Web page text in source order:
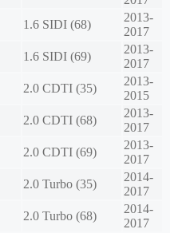
1.6 SIDI (68)
2013-
2017
1.6 SIDI (69)
2013-
2017
2.0 CDTI (35)
2013-
2015
2.0 CDTI (68)
2013-
2017
2.0 CDTI (69)
2013-
2017
2.0 Turbo (35)
2014-
2017
2.0 Turbo (68)
2014-
2017